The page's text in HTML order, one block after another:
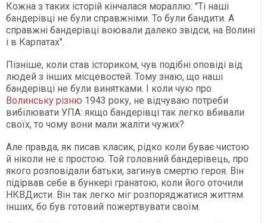
Кожна з таких історій кінчалася мораллю: "Ті наші
бандерівці не були справжніми. То були бандити. А
справжні бандерівці воювали далеко звідси, на Волині
і в Карпатах".
Пізніше, коли став істориком, чув подібні оповіді від
людей з інших місцевостей. Тому знаю, що наші
бандерівці не були винятками. І коли чую про
Волинську різню 1943 року, не відчуваю потреби
вибілювати УПА: якщо бандерівці так легко вбивали
своїх, то чому вони мали жаліти чужих?
Але правда, як писав класик, рідко коли буває чистою
й ніколи не є простою. Той головний бандерівець, про
якого розповідали батьки, загинув смертю героя. Він
підірвав себе в бункері гранатою, коли його оточили
НКВДисти. Він так легко міг розпоря­джатися життям
інших, бо був готовий пожертвувати своїм.